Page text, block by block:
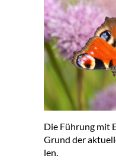
Die Füh­rung mit
Grund der
len.